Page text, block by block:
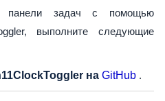
задач с помощью
выполните следующие
на GitHub .